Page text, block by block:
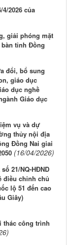
2026 của
giải phóng mặt
tỉnh Đồng
đổi, bổ sung
giáo dục
dục nghề
Giáo dục
vụ và dự
thủy nội địa
Đồng Nai giai
(16/04/2026)
21/NQ-HĐND
điều chỉnh chủ
lộ 51 đến cao
Giây)
thác công trình